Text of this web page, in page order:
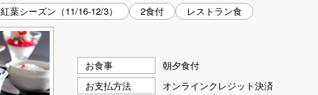
紅葉シーズン（11/16-12/3） 2食付 レストラン食
お食事
朝夕食付
お支払方法
オンラインクレジット決済